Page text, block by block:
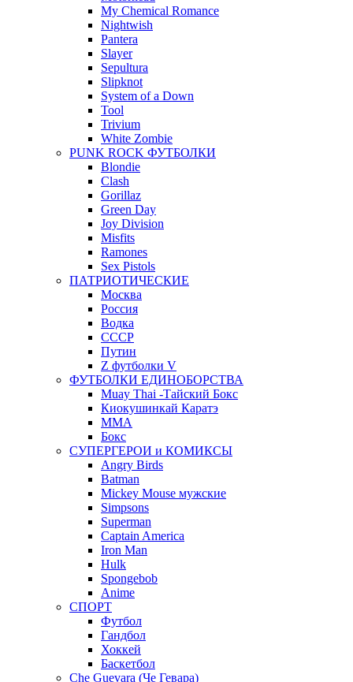
My Chemical Romance
Nightwish
Pantera
Slayer
Sepultura
Slipknot
System of a Down
Tool
Trivium
White Zombie
PUNK ROCK ФУТБОЛКИ
Blondie
Clash
Gorillaz
Green Day
Joy Division
Misfits
Ramones
Sex Pistols
ПАТРИОТИЧЕСКИЕ
Москва
Россия
Водка
СССР
Путин
Z футболки V
ФУТБОЛКИ ЕДИНОБОРСТВА
Muay Thai -Тайский Бокс
Киокушинкай Каратэ
MMA
Бокс
СУПЕРГЕРОИ и КОМИКСЫ
Angry Birds
Batman
Mickey Mouse мужские
Simpsons
Superman
Captain America
Iron Man
Hulk
Spongebob
Anime
СПОРТ
Футбол
Гандбол
Хоккей
Баскетбол
Che Guevara (Че Гевара)